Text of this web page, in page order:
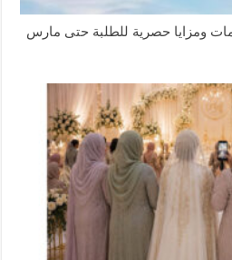
ومزايا حصرية للطلبة حتى مارس